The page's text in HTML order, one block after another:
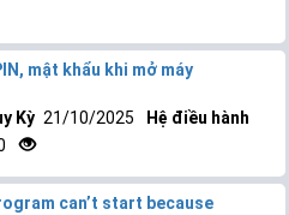
mật khẩu khi mở máy
Kỳ 21/10/2025
Hệ điều hành
can’t start because